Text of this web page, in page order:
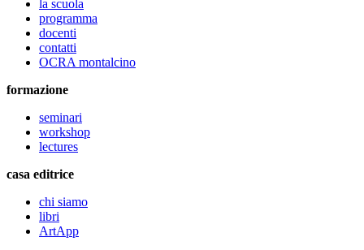
la scuola
programma
docenti
contatti
OCRA montalcino
formazione
seminari
workshop
lectures
casa editrice
chi siamo
libri
ArtApp